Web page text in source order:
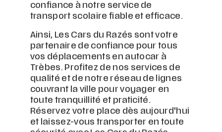
confiance à notre service de
transport scolaire fiable et efficace.
Ainsi, Les Cars du Razés sont votre
partenaire de confiance pour tous
vos déplacements en autocar à
Trèbes. Profitez de nos services de
qualité et de notre réseau de lignes
couvrant la ville pour voyager en
toute tranquillité et praticité.
Réservez votre place dès aujourd'hui
et laissez-vous transporter en toute